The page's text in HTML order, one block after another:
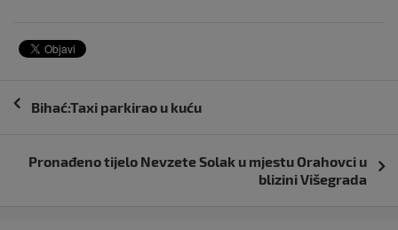
Navigacija
Bihać:Taxi parkirao u kuću
Pronađeno tijelo Nevzete Solak u mjestu Orahovci u
blizini Višegrada